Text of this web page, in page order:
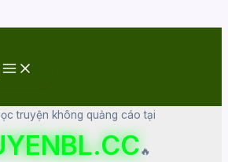
truyện không quảng cáo tại
🔥